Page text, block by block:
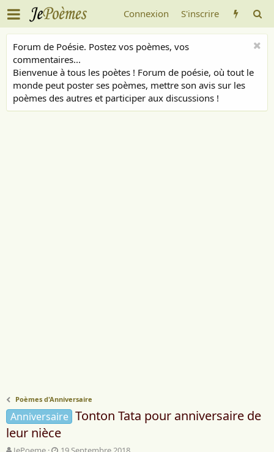
Connexion S'inscrire
Forum de Poésie. Postez vos poèmes, vos
commentaires...
Bienvenue à tous les poètes ! Forum de poésie, où tout le
monde peut poster ses poèmes, mettre son avis sur les
poèmes des autres et participer aux discussions !
Poèmes d'Anniversaire
Anniversaire Tonton Tata pour anniversaire de
leur nièce
A
D